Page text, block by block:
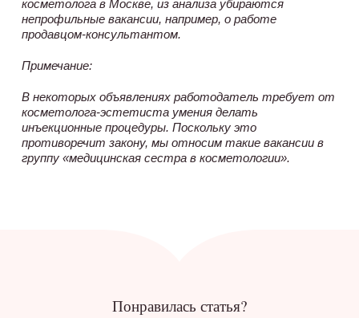
косметолога в Москве, из анализа убираются
непрофильные вакансии, например, о работе
продавцом-консультантом.
Примечание:
В некоторых объявлениях работодатель требует от
косметолога-эстетиста умения делать
инъекционные процедуры. Поскольку это
противоречит закону, мы относим такие вакансии в
группу «медицинская сестра в косметологии».
Понравилась статья?